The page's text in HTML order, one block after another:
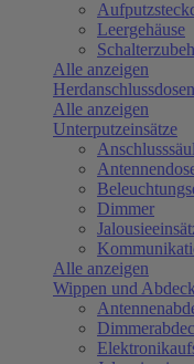
Leergehäuse
Alle anzeigen
Herdanschlussdosen
Alle anzeigen
Unterputzeinsätze
Dimmer
Alle anzeigen
Wippen und